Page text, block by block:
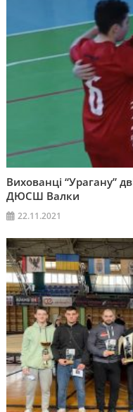
Вихованці “Урагану”
ДЮСШ Валки
22.11.2021